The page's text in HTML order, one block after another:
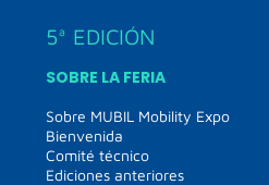
5ª EDICIÓN
SOBRE LA FERIA
Sobre MUBIL Mobility Expo
Bienvenida
Comité técnico
Ediciones anteriores